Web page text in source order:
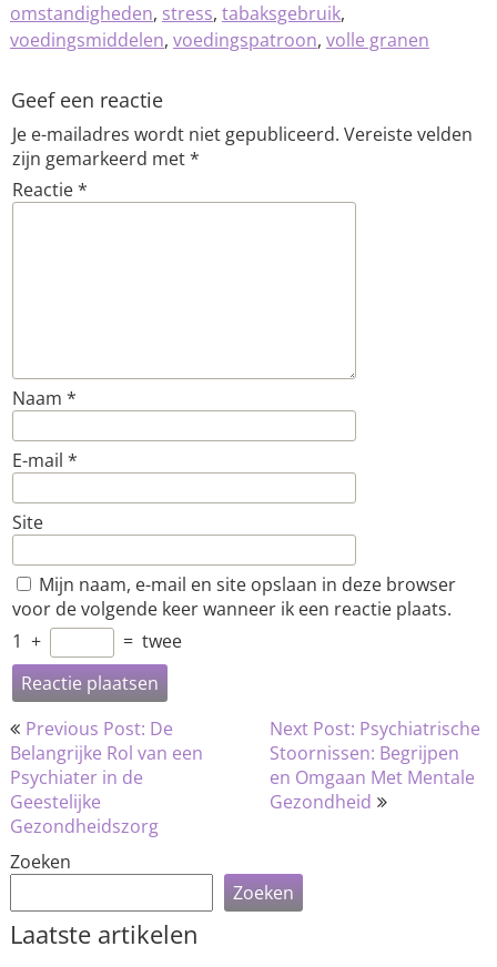
omstandigheden, stress, tabaksgebruik,
voedingsmiddelen, voedingspatroon, volle granen
Geef een reactie
Je e-mailadres wordt niet gepubliceerd. Vereiste velden
zijn gemarkeerd met*
Reactie*
Naam *
E-mail *
Site
Mijn naam, e-mail en site opslaan in deze browser
voor de volgende keer wanneer ik een reactie plaats.
1 + = twee
Bericht
navigatie
Previous Post: De
Belangrijke Rol van een
Psychiater in de
Geestelijke
Gezondheidszorg
Next Post: Psychiatrische
Stoornissen: Begrijpen
en Omgaan Met Mentale
Gezondheid
Zoeken
Zoeken
Laatste artikelen